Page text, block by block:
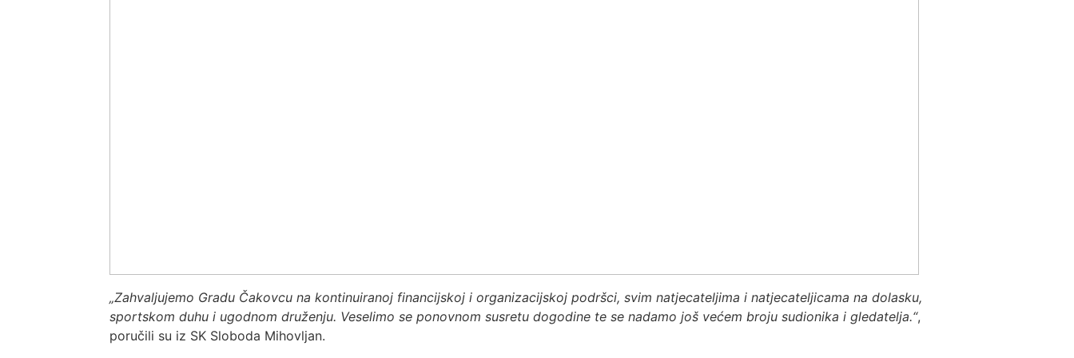
„Zahvaljujemo Gradu Čakovcu na kontinuiranoj financijskoj i organizacijskoj podršci, svim natjecateljima i natjecateljicama na dolasku,
sportskom duhu i ugodnom druženju. Veselimo se ponovnom susretu dogodine te se nadamo još većem broju sudionika i gledatelja.“,
poručili su iz SK Sloboda Mihovljan.